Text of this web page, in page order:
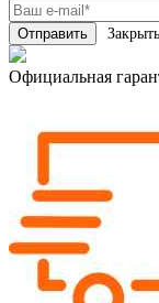
Закрыть
Официальная